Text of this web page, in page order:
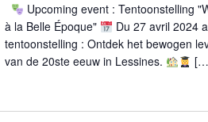
Upcoming event : Tentoonstelling
à la Belle Époque"
Du 27 avril 2024
tentoonstelling : Ontdek het bewogen
van de 20ste eeuw in Lessines.